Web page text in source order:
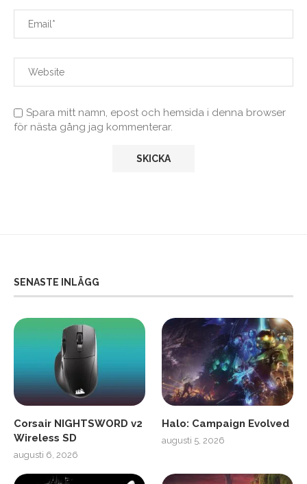
Spara mitt namn, epost och hemsida i denna browser
för nästa gång jag kommenterar.
SENASTE INLÄGG
Corsair NIGHTSWORD v2
Wireless SD
augusti 6, 2026
Halo: Campaign Evolved
augusti 5, 2026